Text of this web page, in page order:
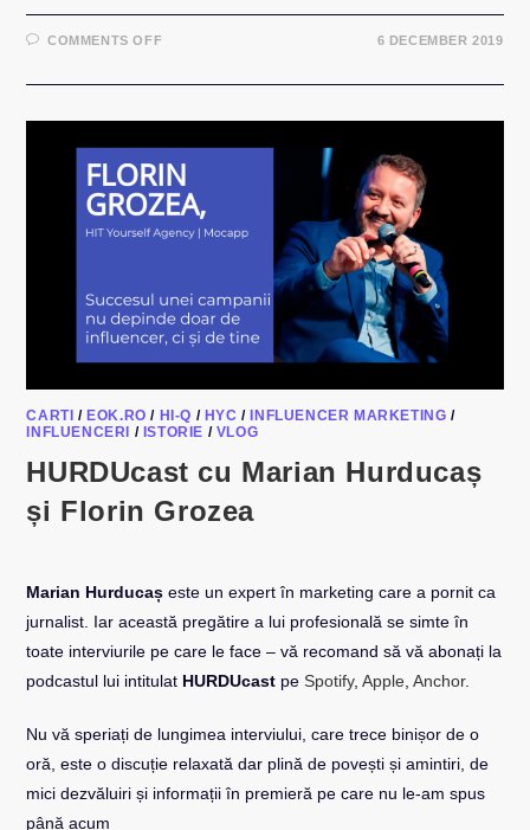
COMMENTS OFFON
SI
PODCAST
ÎNTRE
ANTREPRENORI
6 DECEMBER 2019
CARTI /EOK.RO / HI-Q / HYC /INFLUENCER MARKETING /
INFLUENCERI / ISTORIE / VLOG
HURDUcast cu Marian Hurducaș
și Florin Grozea
Marian Hurducaș este un expert în marketing care a pornit ca
jurnalist. Iar această pregătire a lui profesională se simte în
toate interviurile pe care le face – vă recomand să vă abonați la
podcastul lui intitulat HURDUcast peSpotify,Apple ,Anchor.
Nu vă speriați de lungimea interviului, care trece binișor de o
oră, este o discuție relaxată dar plină de povești și amintiri, de
mici dezvăluiri și informații în premieră pe care nu le-am spus
până acum